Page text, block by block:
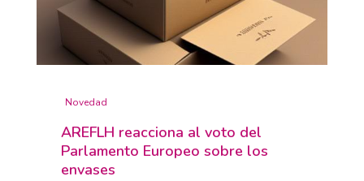
Novedad
AREFLH reacciona al voto del
Parlamento Europeo sobre los
envases